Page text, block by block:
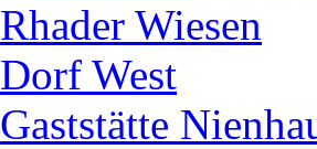
Rhader Wiesen
Dorf West
Gaststätte